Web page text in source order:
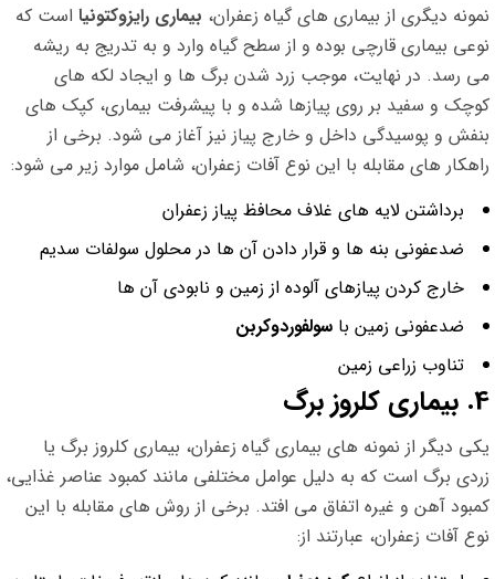
نمونه دیگری از بیماری های گیاه زعفران، بیماری رایزوکتونیا است که
نوعی بیماری قارچی بوده و از سطح گیاه وارد و به تدریج به ریشه
می رسد. در نهایت، موجب زرد شدن برگ ها و ایجاد لکه های
کوچک و سفید بر روی پیازها شده و با پیشرفت بیماری، کپک های
بنفش و پوسیدگی داخل و خارج پیاز نیز آغاز می شود. برخی از
راهکار های مقابله با این نوع آفات زعفران، شامل موارد زیر می شود:
برداشتن لایه های غلاف محافظ پیاز زعفران
ضدعفونی بنه ها و قرار دادن آن ها در محلول سولفات سدیم
خارج کردن پیازهای آلوده از زمین و نابودی آن ها
ضدعفونی زمین با سولفوردوکربن
تناوب زراعی زمین
4. بیماری کلروز برگ
یکی دیگر از نمونه های بیماری گیاه زعفران، بیماری کلروز برگ یا
زردی برگ است که به دلیل عوامل مختلفی مانند کمبود عناصر غذایی،
کمبود آهن و غیره اتفاق می افتد. برخی از روش های مقابله با این
نوع آفات زعفران، عبارتند از: